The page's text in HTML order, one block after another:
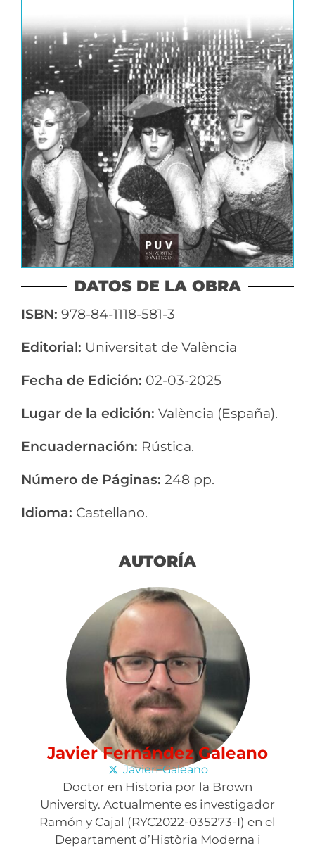
DATOS DE LA OBRA
ISBN: 978-84-1118-581-3
Editorial: Universitat de València
Fecha de Edición: 02-03-2025
Lugar de la edición: València (España).
Encuadernación: Rústica.
Número de Páginas: 248 pp.
Idioma: Castellano.
AUTORÍA
Javier Fernández Galeano
JavierFGaleano
Doctor en Historia por la Brown
University. Actualmente es investigador
Ramón y Cajal (RYC2022-035273-I) en el
Departament d’Història Moderna i